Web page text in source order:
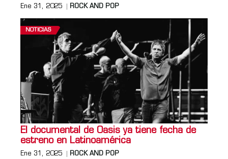
Ene 31, 2025 ROCK AND POP
NOTICIAS
El documental de Oasis ya tiene fecha de
estreno en Latinoamérica
Ene 31, 2025 ROCK AND POP